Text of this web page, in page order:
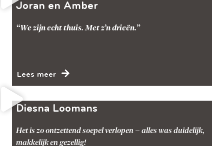
Joran en Amber
“We zijn echt thuis. Met z’n drieën.”
Lees meer
Diesna Loomans
Het is zo ontzettend soepel verlopen – alles was duidelijk,
makkelijk en gezellig!